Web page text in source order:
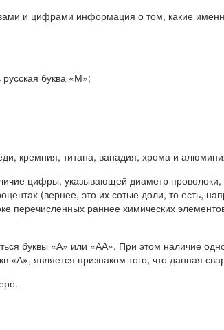
и цифрами информация о том, какие
русская буква «М»;
кремния, титана, ванадия, хрома и
цифры, указывающей диаметр
(вернее, это их сотые доли, то
перечисленных раннее химических
буквы «А» или «АА». При этом наличие
«А», является признаком того, что данная